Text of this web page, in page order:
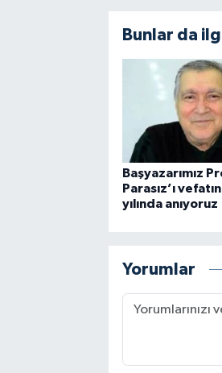
Bunlar da
Başyazarımız
Parasız’ı
yılında anıyoruz
Yorumlar